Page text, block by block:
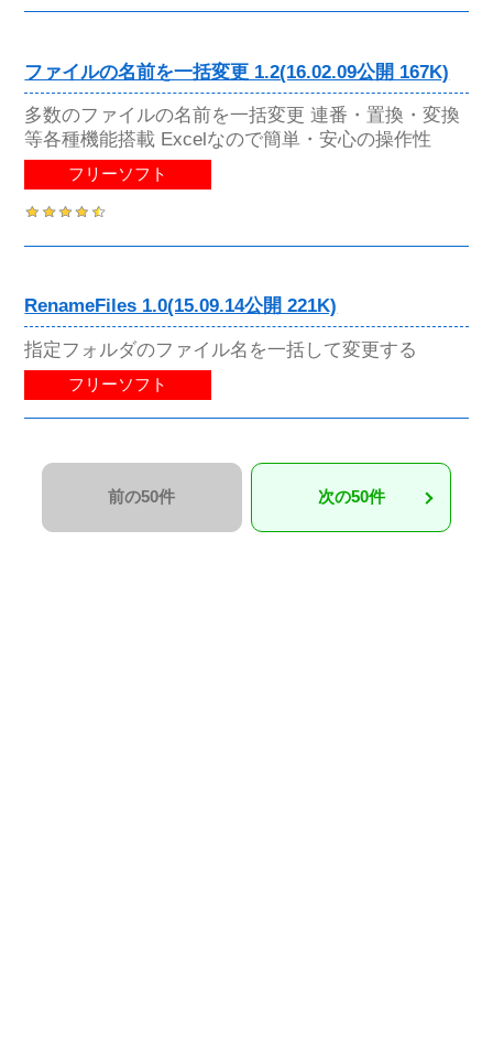
ファイルの名前を一括変更 1.2(16.02.09公開 167K)
多数のファイルの名前を一括変更 連番・置換・変換
等各種機能搭載 Excelなので簡単・安心の操作性
フリーソフト
RenameFiles 1.0(15.09.14公開 221K)
指定フォルダのファイル名を一括して変更する
フリーソフト
前の50件 次の50件